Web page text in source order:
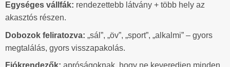
Egységes vállfák: rendezettebb látvány + több hely az
akasztós részen.
Dobozok feliratozva: „sál”, „öv”, „sport”, „alkalmi” – gyors
megtalálás, gyors visszapakolás.